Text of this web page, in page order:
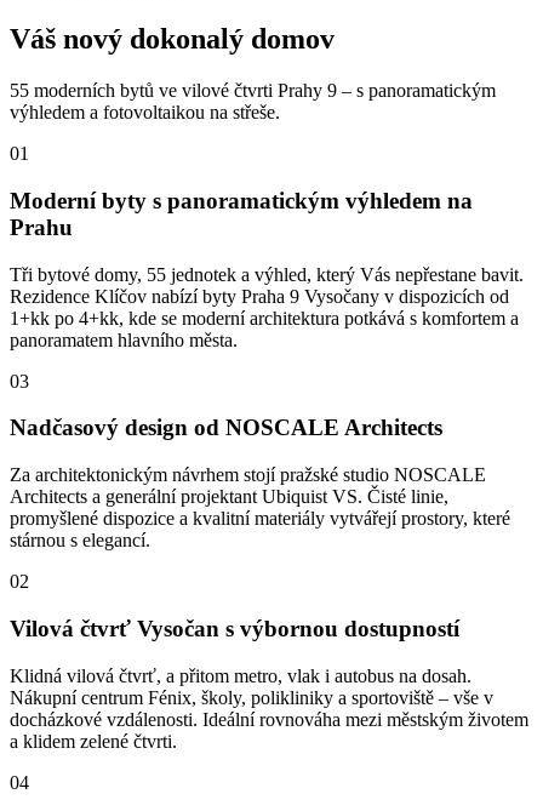
Váš nový dokonalý domov
55 moderních bytů ve vilové čtvrti Prahy 9 – s panoramatickým
výhledem a fotovoltaikou na střeše.
01
Moderní byty s panoramatickým výhledem na
Prahu
Tři bytové domy, 55 jednotek a výhled, který Vás nepřestane bavit.
Rezidence Klíčov nabízí byty Praha 9 Vysočany v dispozicích od
1+kk po 4+kk, kde se moderní architektura potkává s komfortem a
panoramatem hlavního města.
03
Nadčasový design od NOSCALE Architects
Za architektonickým návrhem stojí pražské studio NOSCALE
Architects a generální projektant Ubiquist VS. Čisté linie,
promyšlené dispozice a kvalitní materiály vytvářejí prostory, které
stárnou s elegancí.
02
Vilová čtvrť Vysočan s výbornou dostupností
Klidná vilová čtvrť, a přitom metro, vlak i autobus na dosah.
Nákupní centrum Fénix, školy, polikliniky a sportoviště – vše v
docházkové vzdálenosti. Ideální rovnováha mezi městským životem
a klidem zelené čtvrti.
04